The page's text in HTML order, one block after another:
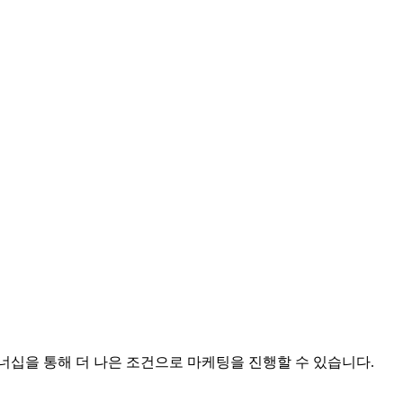
을 통해 더 나은 조건으로 마케팅을 진행할 수 있습니다.